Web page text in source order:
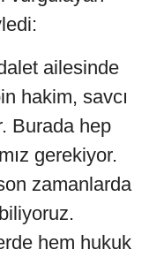
ailesinde
hakim, savcı
Burada hep
gerekiyor.
zamanlarda
hem hukuk